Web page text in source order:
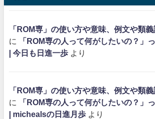
「ROM専」の使い方や意味、例文や類義
に
「ROM専の人って何がしたいの？」
| 今日も日進一歩 より
「ROM専」の使い方や意味、例文や類義
に
「ROM専の人って何がしたいの？」
| michealsの日進月歩 より